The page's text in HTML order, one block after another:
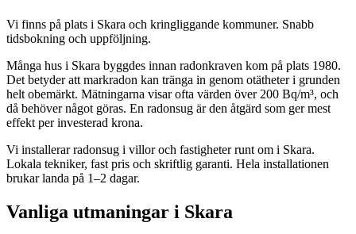
Vi finns på plats i Skara och kringliggande kommuner. Snabb
tidsbokning och uppföljning.
Många hus i Skara byggdes innan radonkraven kom på plats 1980.
Det betyder att markradon kan tränga in genom otätheter i grunden
helt obemärkt. Mätningarna visar ofta värden över 200 Bq/m³, och
då behöver något göras. En radonsug är den åtgärd som ger mest
effekt per investerad krona.
Vi installerar radonsug i villor och fastigheter runt om i Skara.
Lokala tekniker, fast pris och skriftlig garanti. Hela installationen
brukar landa på 1–2 dagar.
Vanliga utmaningar i Skara